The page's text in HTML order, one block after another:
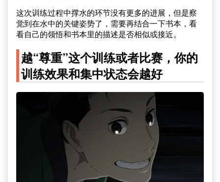
这次训练过程中撑水的环节没有更多的进展，但是察
觉到在水中的关键姿势了，需要再结合一下书本，看
看自己的领悟和书本里的描述是否相似或接近。
越“尊重”这个训练或者比赛，你的
训练效果和集中状态会越好